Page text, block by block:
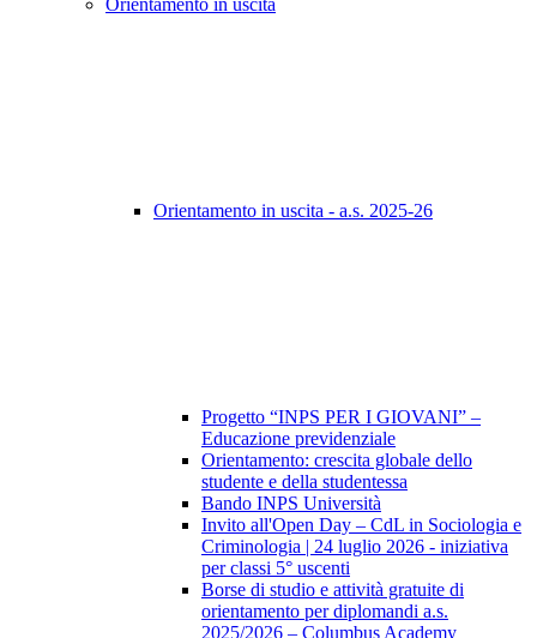
Orientamento in uscita
Orientamento in uscita - a.s. 2025-26
Progetto “INPS PER I GIOVANI” –
Educazione previdenziale
Orientamento: crescita globale dello
studente e della studentessa
Bando INPS Università
Invito all'Open Day – CdL in Sociologia e
Criminologia | 24 luglio 2026 - iniziativa
per classi 5° uscenti
Borse di studio e attività gratuite di
orientamento per diplomandi a.s.
2025/2026 – Columbus Academy